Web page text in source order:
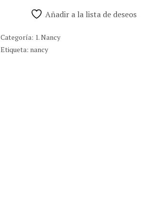
Añadir a la lista de deseos
Categoría: 1. Nancy
Etiqueta: nancy